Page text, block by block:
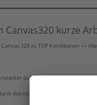
Canvas320 kurze
Canvas 320 zu TOP Konditionen
auf der sicheren Seite.
des mit Teflon® veredelten